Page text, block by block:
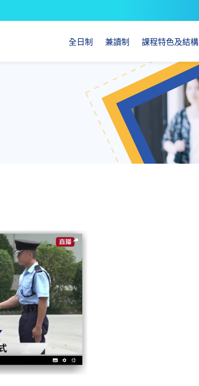
全日制 兼讀制 課程特色及結構